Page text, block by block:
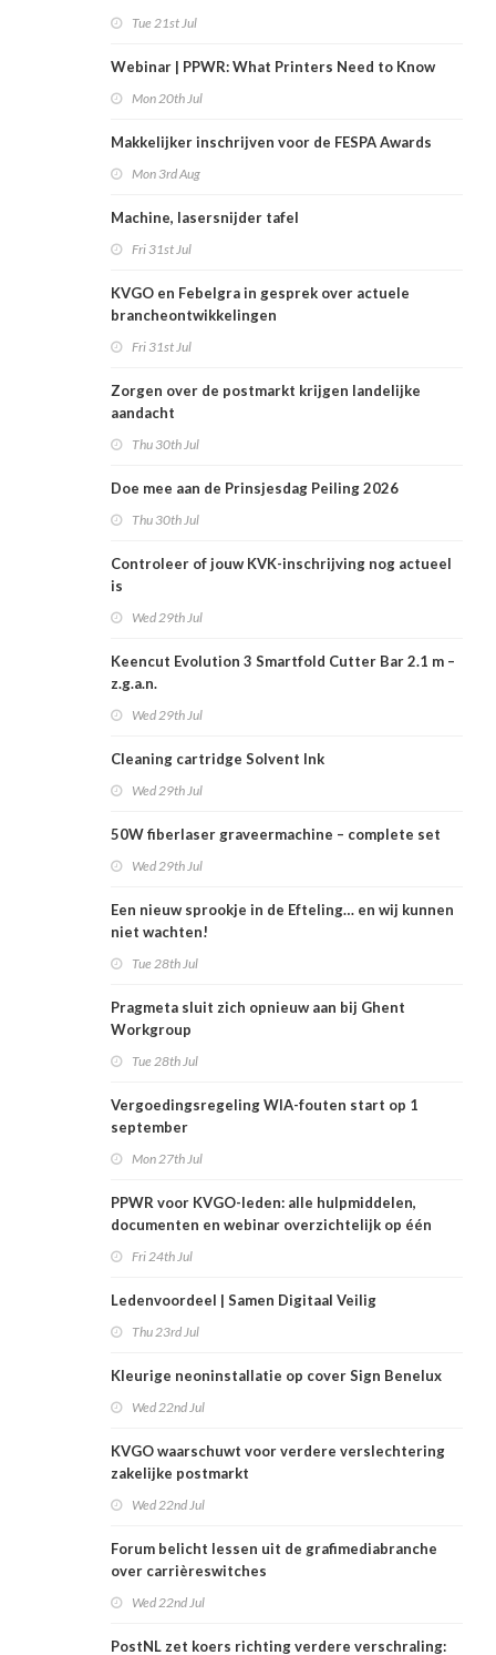
Tue 21st Jul
Webinar | PPWR: What Printers Need to Know
Mon 20th Jul
Makkelijker inschrijven voor de FESPA Awards
Mon 3rd Aug
Machine, lasersnijder tafel
Fri 31st Jul
KVGO en Febelgra in gesprek over actuele
brancheontwikkelingen
Fri 31st Jul
Zorgen over de postmarkt krijgen landelijke
aandacht
Thu 30th Jul
Doe mee aan de Prinsjesdag Peiling 2026
Thu 30th Jul
Controleer of jouw KVK-inschrijving nog actueel
is
Wed 29th Jul
Keencut Evolution 3 Smartfold Cutter Bar 2.1 m –
z.g.a.n.
Wed 29th Jul
Cleaning cartridge Solvent Ink
Wed 29th Jul
50W fiberlaser graveermachine – complete set
Wed 29th Jul
Een nieuw sprookje in de Efteling… en wij kunnen
niet wachten!
Tue 28th Jul
Pragmeta sluit zich opnieuw aan bij Ghent
Workgroup
Tue 28th Jul
Vergoedingsregeling WIA-fouten start op 1
september
Mon 27th Jul
PPWR voor KVGO-leden: alle hulpmiddelen,
documenten en webinar overzichtelijk op één
Fri 24th Jul
Ledenvoordeel | Samen Digitaal Veilig
Thu 23rd Jul
Kleurige neoninstallatie op cover Sign Benelux
Wed 22nd Jul
KVGO waarschuwt voor verdere verslechtering
zakelijke postmarkt
Wed 22nd Jul
Forum belicht lessen uit de grafimediabranche
over carrièreswitches
Wed 22nd Jul
PostNL zet koers richting verdere verschraling: